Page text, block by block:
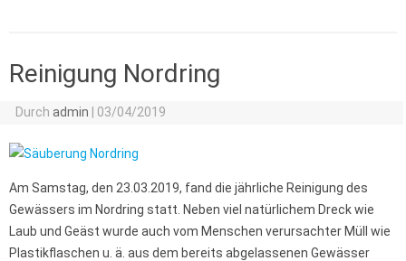
Reinigung Nordring
Durch admin 03/04/2019
Am Samstag, den 23.03.2019, fand die jährliche Reinigung des
Gewässers im Nordring statt. Neben viel natürlichem Dreck wie
Laub und Geäst wurde auch vom Menschen verursachter Müll wie
Plastikflaschen u. ä. aus dem bereits abgelassenen Gewässer